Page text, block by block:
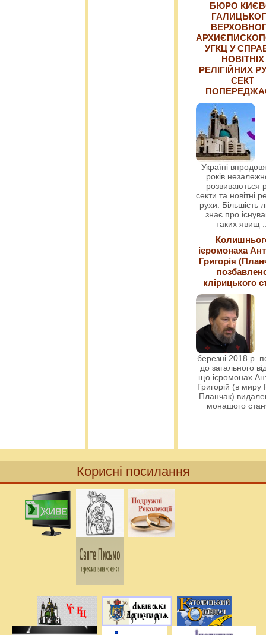
БЮРО
УГКЦ У
НОВІТНІХ
РЕЛІГІЙНИХ
СЕКТ
Україні
років
розвиваються
секти та новітні
рухи. Більшість
знає про
таких явищ
ієромонаха
Григорія
клірицького
березні 2018 р.
до загального
що ієромонах
Григорій (в миру
Планчак)
монашого
Корисні посилання